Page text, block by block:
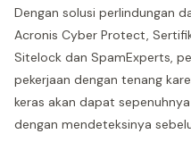
Dengan solusi perlindungan
Acronis Cyber Protect,
Sitelock dan SpamExperts,
pekerjaan dengan tenang
keras akan dapat
dengan mendeteksinya